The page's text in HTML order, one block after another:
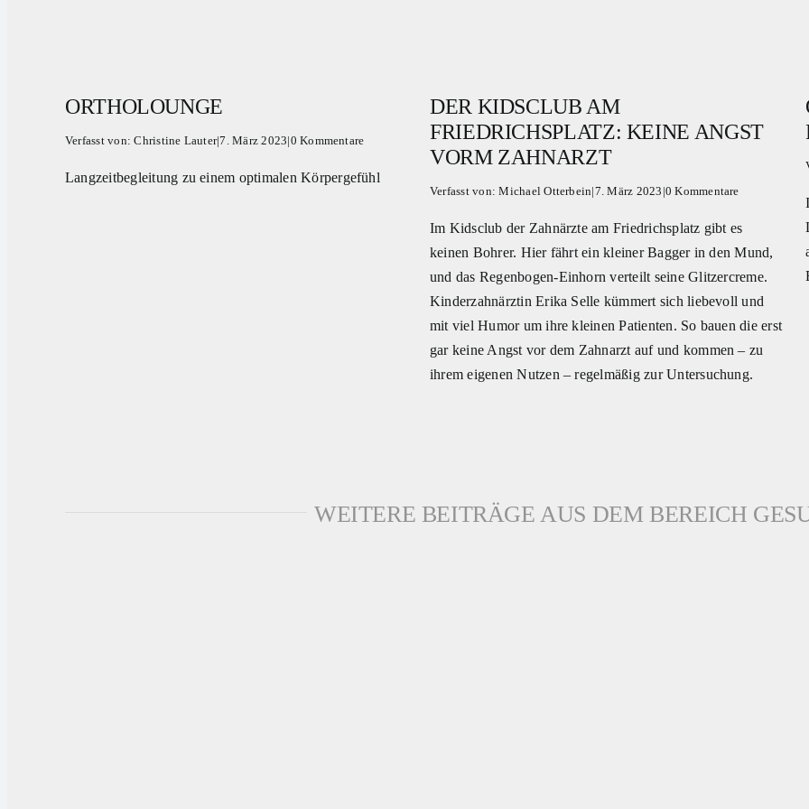
ORTHOLOUNGE
Verfasst von:Christine Lauter|7. März 2023|0 Kommentare
Langzeitbegleitung zu einem optimalen Körpergefühl
DER KIDSCLUB AM
FRIEDRICHSPLATZ: KEINE ANGST
VORM ZAHNARZT
Verfasst von:Michael Otterbein|7. März 2023 |0 Kommentare
Im Kidsclub der Zahnärzte am Friedrichsplatz gibt es
keinen Bohrer. Hier fährt ein kleiner Bagger in den Mund,
und das Regenbogen-Einhorn verteilt seine Glitzercreme.
Kinderzahnärztin Erika Selle kümmert sich liebevoll und
mit viel Humor um ihre kleinen Patienten. So bauen die erst
gar keine Angst vor dem Zahnarzt auf und kommen – zu
ihrem eigenen Nutzen – regelmäßig zur Untersuchung.
WEITERE BEITRÄGE AUS DEM BEREICH